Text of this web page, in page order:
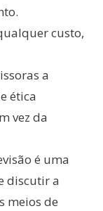
custo,
a
ética
vez da
é uma
discutir a
meios de